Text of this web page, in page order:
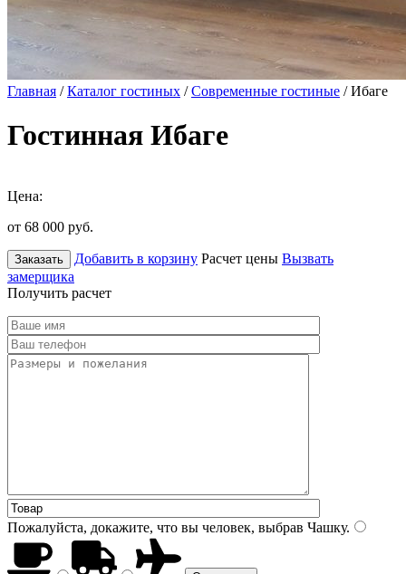
Главная /Каталог гостиных /Современные гостиные / Ибаге
Гостинная Ибаге
Цена:
от 68 000 руб.
Заказать Добавить в корзину Расчет цены Вызвать
замерщика
Получить расчет
Пожалуйста, докажите, что вы человек, выбрав Чашку.